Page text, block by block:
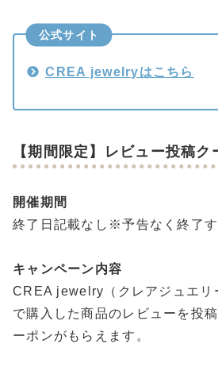
公式サイト
CREA jewelryはこちら
【期間限定】レビュー投稿ク
開催期間
終了日記載なし※予告なく終了
キャンペーン内容
CREA jewelry（クレアジュエリ
で購入した商品のレビューを投
ーポンがもらえます。